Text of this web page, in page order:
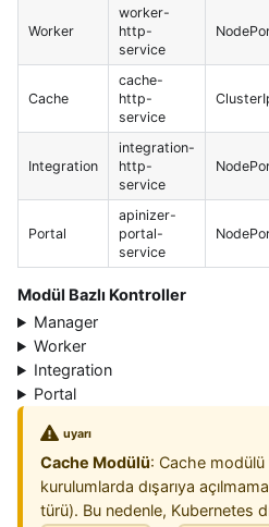
Worker
worker-
http-
service
Cache
cache-
http-
service
Integration
integration-
http-
service
Portal
apinizer-
portal-
service
Modül Bazlı Kontroller
Manager
Worker
Integration
Portal
uyarı
Cache Modülü: Cache modülü
kurulumlarda dışarıya
türü). Bu nedenle, Kubernetes